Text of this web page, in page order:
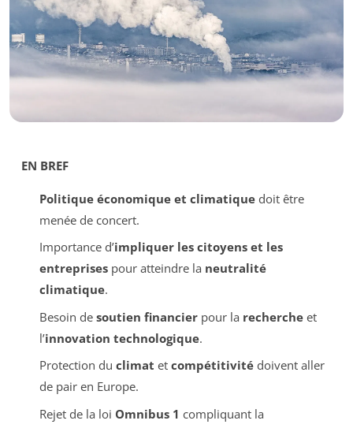
EN BREF
Politique économique et climatiquedoit être
menée de concert.
Importance d’impliquer les citoyens et les
entreprisespour atteindre la neutralité
climatique.
Besoin de soutien financierpour la rechercheet
l’innovation technologique.
Protection du climat et compétitivitédoivent aller
de pair en Europe.
Rejet de la loi Omnibus 1 compliquant la